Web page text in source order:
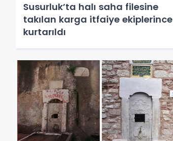
Susurluk’ta halı saha filesine
takılan karga itfaiye ekiplerince
kurtarıldı